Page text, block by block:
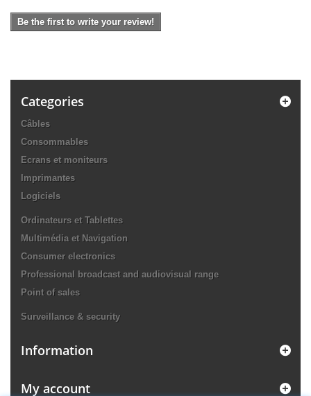
Be the first to write your review!
Categories
Câbles
Consommables
Ecrans et moniteurs
Imprimantes
Logiciels
Ordinateurs et Tablettes
Multimédia et Navigation
Consumer electronics
Professional broadcast and audiovisual range
Point of sales
Surveillance & security
Information
My account